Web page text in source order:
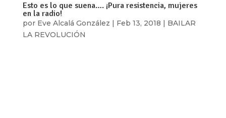
Esto es lo que suena…. ¡Pura resistencia, mujeres
en la radio!
por Eve Alcalá González | Feb 13, 2018 | BAILAR
LA REVOLUCIÓN